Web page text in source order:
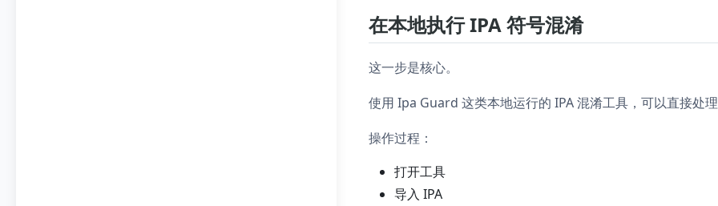
在本地执行 IPA 符号混淆
这一步是核心。
使用 Ipa Guard 这类本地运行的 IPA 混淆工具，可以直接处
操作过程：
打开工具
导入 IPA